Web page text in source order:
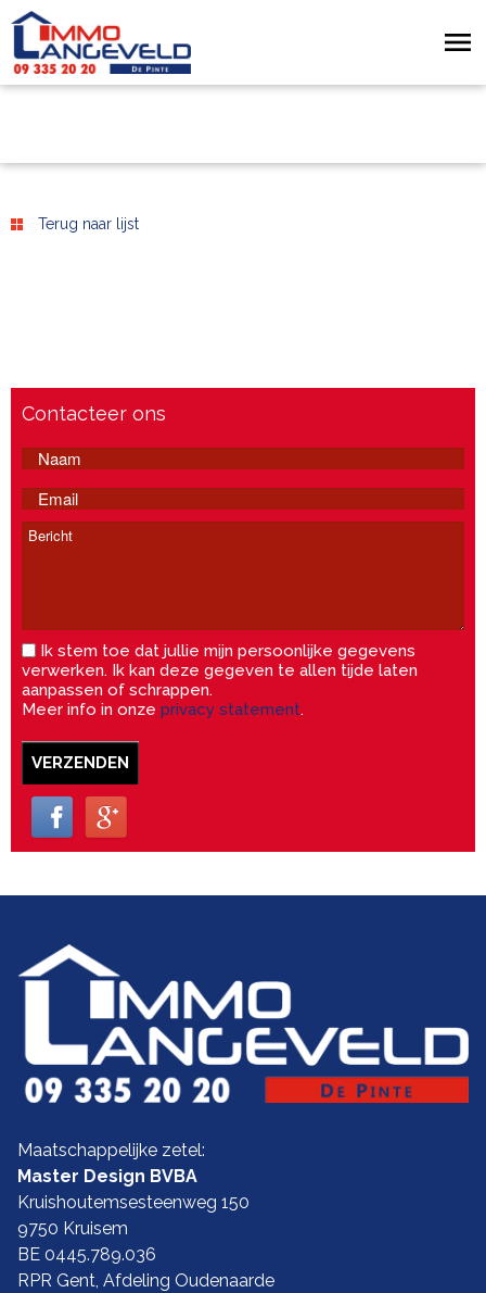
Terug naar lijst
Contacteer ons
Ik stem toe dat jullie mijn persoonlijke gegevens
verwerken. Ik kan deze gegeven te allen tijde laten
aanpassen of schrappen.
Meer info in onze privacy statement.
VERZENDEN
Maatschappelijke zetel:
Master Design BVBA
Kruishoutemsesteenweg 150
9750 Kruisem
BE 0445.789.036
RPR Gent, Afdeling Oudenaarde